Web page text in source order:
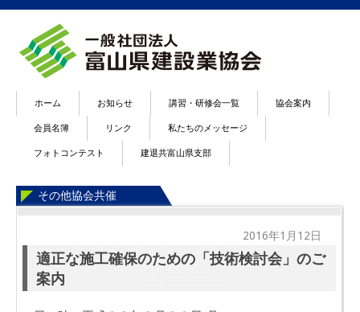
ホーム お知らせ 講習・研修会一覧 協会案内
会員名簿 リンク 私たちのメッセージ
フォトコンテスト 建退共富山県支部
その他協会共催
2016年1月12日
適正な施工確保のための「技術検討会」のご
案内